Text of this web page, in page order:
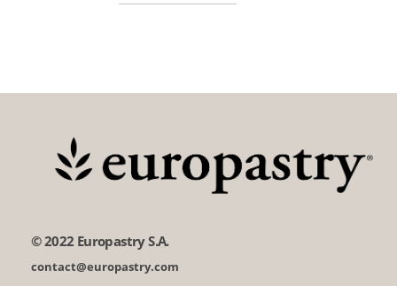
© 2022 Europastry S.A.
contact@europastry.com